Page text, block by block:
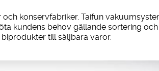
konservfabriker. Taifun
kundens behov gällande sortering
till säljbara varor.